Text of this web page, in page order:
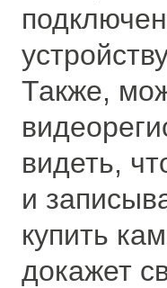
Также,
видеть,
и
купить
докажет